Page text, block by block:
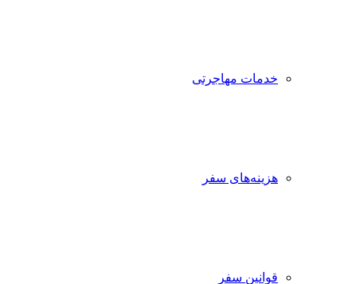
خدمات مهاجرتی
هزینه‌های سفر
قوانین سفر